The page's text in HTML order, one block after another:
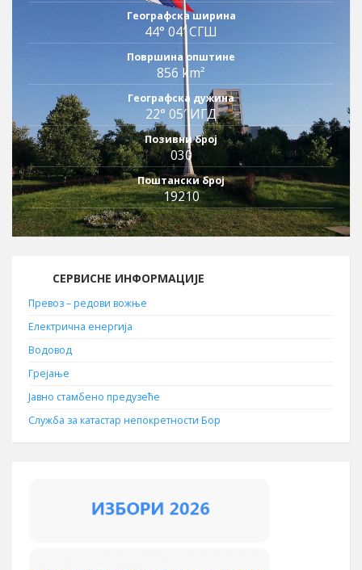
Географска ширина
44° 04′ СГШ
Површина општине
856 km²
Географска дужина
22° 05′ ИГД
Позивни број
030
Поштански број
19210
СЕРВИСНЕ ИНФОРМАЦИЈЕ
Превоз – редови вожње
Електрична енергија
Водовод
Грејање
Јавно стамбено предузеће
Служба за катастар непокретности Бор